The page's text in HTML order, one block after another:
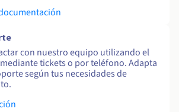
con nuestro equipo utilizando el
tickets o por teléfono. Adapta
según tus necesidades de